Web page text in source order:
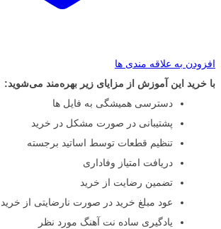
افزودن به علاقه مندی ها
با خرید این آموزش از مزایای زیر بهره‌مند می‌شوید:
دسترسی همیشگی به فایل ها
پشتیبانی در صورت مشکل در خرید
تنظیم قطعات توسط اساتید برجسته
دریافت امتیاز وفاداری
تضمین رضایت از خرید
عود مبلغ خرید در صورت نارضایتی از خرید
یادگیری ساده نت آهنگ مورد نظر